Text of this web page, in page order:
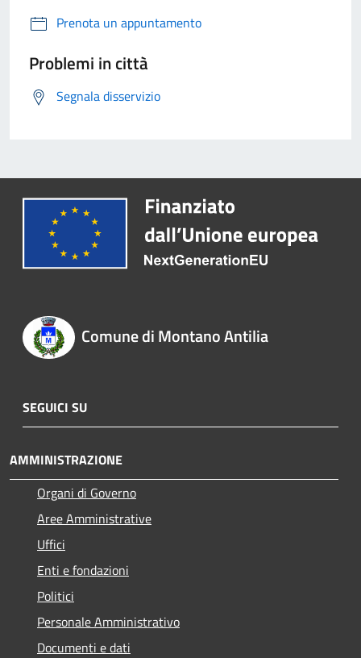
Prenota un appuntamento
Problemi in città
Segnala disservizio
Comune di Montano Antilia
SEGUICI SU
AMMINISTRAZIONE
Organi di Governo
Aree Amministrative
Uffici
Enti e fondazioni
Politici
Personale Amministrativo
Documenti e dati